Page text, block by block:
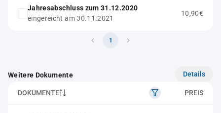
Jahresabschluss zum 31.12.2020
eingereicht am 30.11.2021
10,90€
1
Weitere Dokumente Details
DOKUMENTE PREIS